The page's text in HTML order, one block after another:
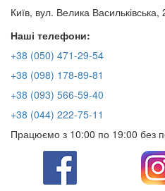
Київ, вул. Велика Васильківська,
Наші телефони:
+38 (050) 471-29-54
+38 (098) 178-89-81
+38 (093) 566-59-40
+38 (044) 222-75-11
Працюємо з 10:00 по 19:00 без